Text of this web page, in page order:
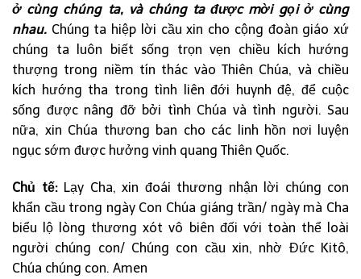
ở cùng chúng ta, và chúng ta được mời gọi ở cùng
nhau. Chúng ta hiệp lời cầu xin cho cộng đoàn giáo xứ
chúng ta luôn biết sống trọn vẹn chiều kích hướng
thượng trong niềm tín thác vào Thiên Chúa, và chiều
kích hướng tha trong tình liên đới huynh đệ, để cuộc
sống được nâng đỡ bởi tình Chúa và tình người. Sau
nữa, xin Chúa thương ban cho các linh hồn nơi luyện
ngục sớm được hưởng vinh quang Thiên Quốc.
Chủ tế:Lạy Cha, xin đoái thương nhận lời chúng con
khẩn cầu trong ngày Con Chúa giáng trần/ ngày mà Cha
biểu lộ lòng thương xót vô biên đối với toàn thể loài
người chúng con/ Chúng con cầu xin, nhờ Đức Kitô,
Chúa chúng con. Amen